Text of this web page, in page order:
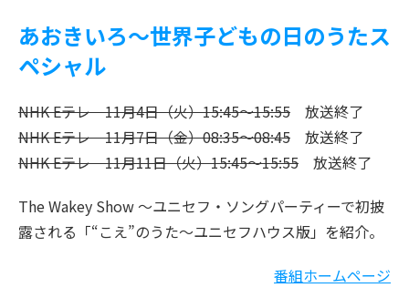
あおきいろ～世界子どもの日のうたス
ペシャル
NHK Eテレ 11月4日（火）15:45～15:55 放送終了
NHK Eテレ 11月7日（金）08:35～08:45 放送終了
NHK Eテレ 11月11日（火）15:45～15:55 放送終了
The Wakey Show ～ユニセフ・ソングパーティーで初披
露される「“こえ”のうた～ユニセフハウス版」を紹介。
番組ホームページ